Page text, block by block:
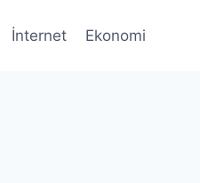
İnternet Ekonomi